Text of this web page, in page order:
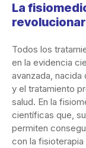
La
Todos los
en la evidencia
avanzada, nacida
y el tratamiento
salud. En la
científicas que,
permiten
con la